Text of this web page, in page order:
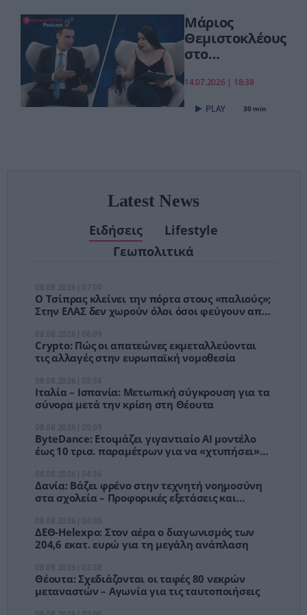
δυναμικά»
Μάριος
Θεμιστοκλέους
στο
«Το νέο ΕΣΥ
είναι ήδη εδώ
– Τέλος στις
14.07.2026 | 18:38
30 min
Latest News
Ειδήσεις
Lifestyle
Γεωπολιτικά
Ο Τσίπρας κλείνει την πόρτα στους «παλιούς»;
Στην ΕΛΑΣ δεν χωρούν όλοι όσοι φεύγουν από
Crypto: Πώς οι απατεώνες εκμεταλλεύονται
τις αλλαγές στην ευρωπαϊκή νομοθεσία
Ιταλία – Ισπανία: Μετωπική σύγκρουση για τα
σύνορα μετά την κρίση στη Θέουτα
ByteDance: Ετοιμάζει γιγαντιαίο AI μοντέλο
έως 10 τρισ. παραμέτρων για να «χτυπήσει»
Δανία: Βάζει φρένο στην τεχνητή νοημοσύνη
στα σχολεία – Προφορικές εξετάσεις και
ΔΕΘ-Helexpo: Στον αέρα ο διαγωνισμός των
204,6 εκατ. ευρώ για τη μεγάλη ανάπλαση
Θέουτα: Σχεδιάζονται οι ταφές 80 νεκρών
μεταναστών – Αγωνία για τις ταυτοποιήσεις